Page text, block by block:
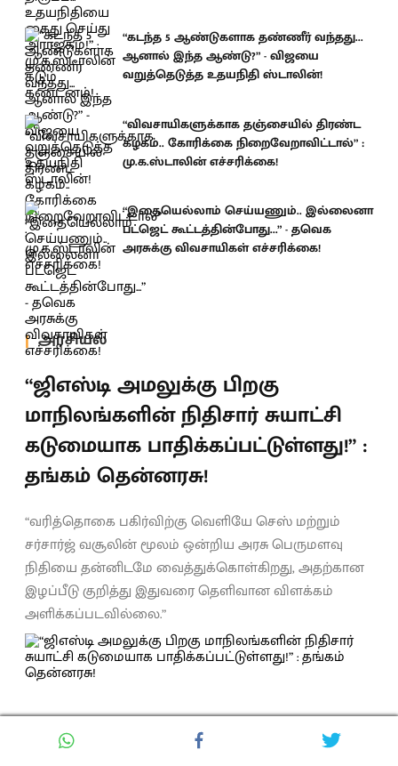
“கடந்த 5 ஆண்டுகளாக தண்ணீர் வந்தது...
ஆனால் இந்த ஆண்டு?” - விஜயை
வறுத்தெடுத்த உதயநிதி ஸ்டாலின்!
“விவசாயிகளுக்காக தஞ்சையில் திரண்ட
கழகம்.. கோரிக்கை நிறைவேறாவிட்டால்” :
மு.க.ஸ்டாலின் எச்சரிக்கை!
“இதையெல்லாம் செய்யணும்.. இல்லைனா
பட்ஜெட் கூட்டத்தின்போது...” - தவெக
அரசுக்கு விவசாயிகள் எச்சரிக்கை!
அரசியல்
“ஜிஎஸ்டி அமலுக்கு பிறகு
மாநிலங்களின் நிதிசார் சுயாட்சி
கடுமையாக பாதிக்கப்பட்டுள்ளது!” :
தங்கம் தென்னரசு!
“வரித்தொகை பகிர்விற்கு வெளியே செஸ் மற்றும்
சர்சார்ஜ் வசூலின் மூலம் ஒன்றிய அரசு பெருமளவு
நிதியை தன்னிடமே வைத்துக்கொள்கிறது, அதற்கான
இழப்பீடு குறித்து இதுவரை தெளிவான விளக்கம்
அளிக்கப்படவில்லை.”